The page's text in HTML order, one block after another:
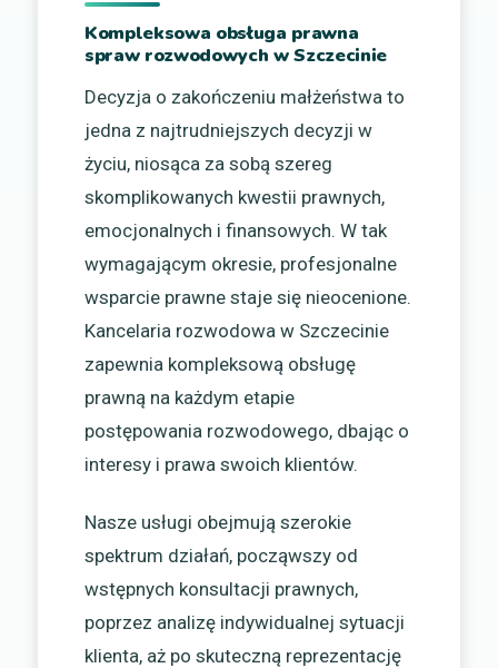
Kompleksowa obsługa prawna
spraw rozwodowych w Szczecinie
Decyzja o zakończeniu małżeństwa to
jedna z najtrudniejszych decyzji w
życiu, niosąca za sobą szereg
skomplikowanych kwestii prawnych,
emocjonalnych i finansowych. W tak
wymagającym okresie, profesjonalne
wsparcie prawne staje się nieocenione.
Kancelaria rozwodowa w Szczecinie
zapewnia kompleksową obsługę
prawną na każdym etapie
postępowania rozwodowego, dbając o
interesy i prawa swoich klientów.
Nasze usługi obejmują szerokie
spektrum działań, począwszy od
wstępnych konsultacji prawnych,
poprzez analizę indywidualnej sytuacji
klienta, aż po skuteczną reprezentację